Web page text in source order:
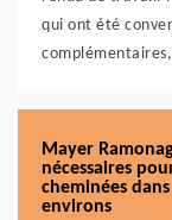
qui ont été
Mayer
nécessaires
cheminées
environs